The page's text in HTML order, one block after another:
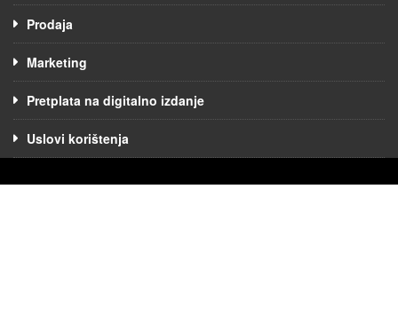
Prodaja
Marketing
Pretplata na digitalno izdanje
Uslovi korištenja